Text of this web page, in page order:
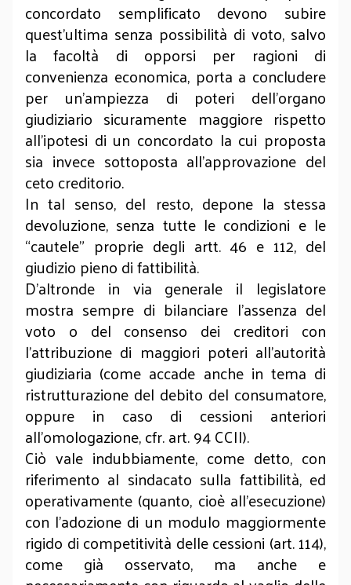
concordato semplificato devono subire
quest’ultima senza possibilità di voto, salvo
la facoltà di opporsi per ragioni di
convenienza economica, porta a concludere
per un’ampiezza di poteri dell’organo
giudiziario sicuramente maggiore rispetto
all’ipotesi di un concordato la cui proposta
sia invece sottoposta all’approvazione del
ceto creditorio.
In tal senso, del resto, depone la stessa
devoluzione, senza tutte le condizioni e le
“cautele” proprie degli artt. 46 e 112, del
giudizio pieno di fattibilità.
D’altronde in via generale il legislatore
mostra sempre di bilanciare l’assenza del
voto o del consenso dei creditori con
l’attribuzione di maggiori poteri all’autorità
giudiziaria (come accade anche in tema di
ristrutturazione del debito del consumatore,
oppure in caso di cessioni anteriori
all’omologazione, cfr. art. 94 CCII).
Ciò vale indubbiamente, come detto, con
riferimento al sindacato sulla fattibilità, ed
operativamente (quanto, cioè all’esecuzione)
con l’adozione di un modulo maggiormente
rigido di competitività delle cessioni (art. 114),
come già osservato, ma anche e